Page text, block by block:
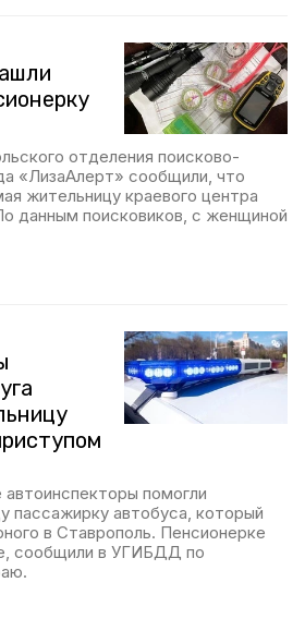
отделения поисково-
«ЛизаАлерт» сообщили, что
жительницу краевого центра
данным поисковиков, с женщиной
помогли
пассажирку автобуса, который
в Ставрополь. Пенсионерке
сообщили в УГИБДД по